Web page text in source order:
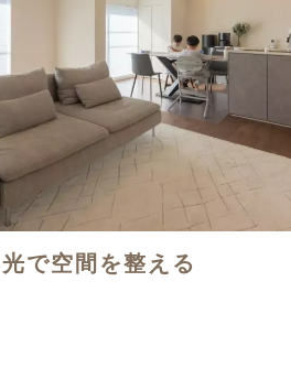
で空間を整える